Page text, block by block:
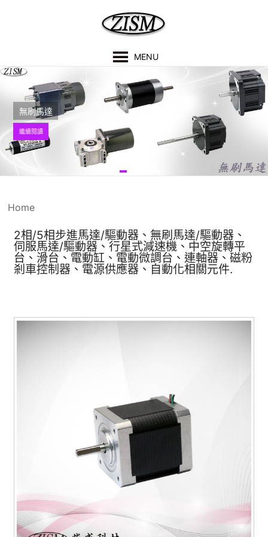
MENU
無刷馬達
繼續閱讀
Home
2相/5相步進馬達/驅動器、無刷馬達/驅動器 、
伺服馬達/驅動器 、行星式減速機 、 中空旋轉平
台、 滑台 、 電動缸、電動微調台、連軸器、磁粉
剎車控制器 、電源供應器 、 自動化相關元件.